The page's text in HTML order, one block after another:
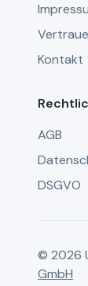
Kontakt
AGB
DSGVO
© 2026
GmbH